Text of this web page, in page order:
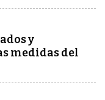
y
medidas del